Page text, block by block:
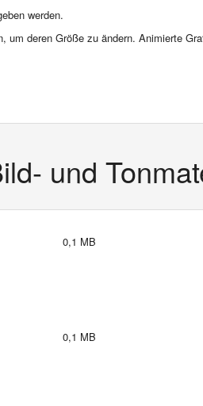
werden.
um deren Größe zu ändern. Animierte
und
0,1 MB
0,1 MB